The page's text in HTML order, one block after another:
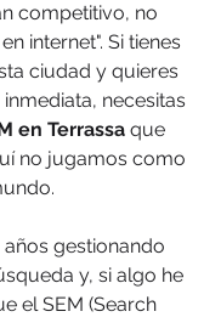
competitivo, no
internet". Si tienes
ciudad y quieres
necesitas
en Terrassa que
no jugamos como
gestionando
y, si algo he
el SEM (Search